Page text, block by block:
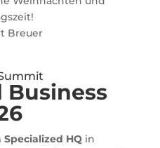
Breuer
Business
Specialized HQin